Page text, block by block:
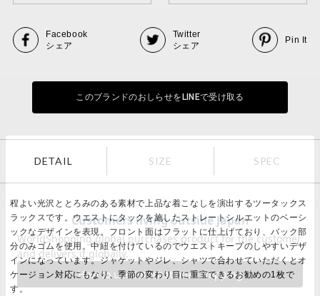
Facebook
シェア
Twitter
シェア
Pin It
このブランドのおしらせをLINEで受け取る
DETAIL SIZE SPEC
程よい光沢ととろみのある素材で上品な着こなしを演出するツータックス
ラックスです。ウエストにタックを施したストレートシルエットのベーシ
ックなデザインを表現。フロント面はフラットに仕上げており、バック部
分のみゴムを使用。中紐を付けているのでウエストキープのしやすいデザ
インになっています。ジャケットやジレ、シャツで合わせていただくとオ
ケージョン対応にもなり、季節の変わり目に重宝できるお勧めの1枚で
す。